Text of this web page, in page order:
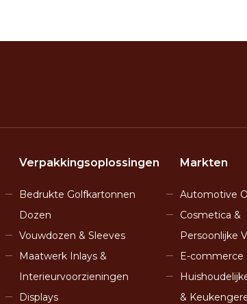
Verpakkingsoplossingen
Bedrukte Golfkartonnen
Dozen
Vouwdozen & Sleeves
Maatwerk Inlays &
Interieurvoorzieningen
Displays
Markten
Automotive
Cosmetica &
Persoonlijke
E-commerce
&